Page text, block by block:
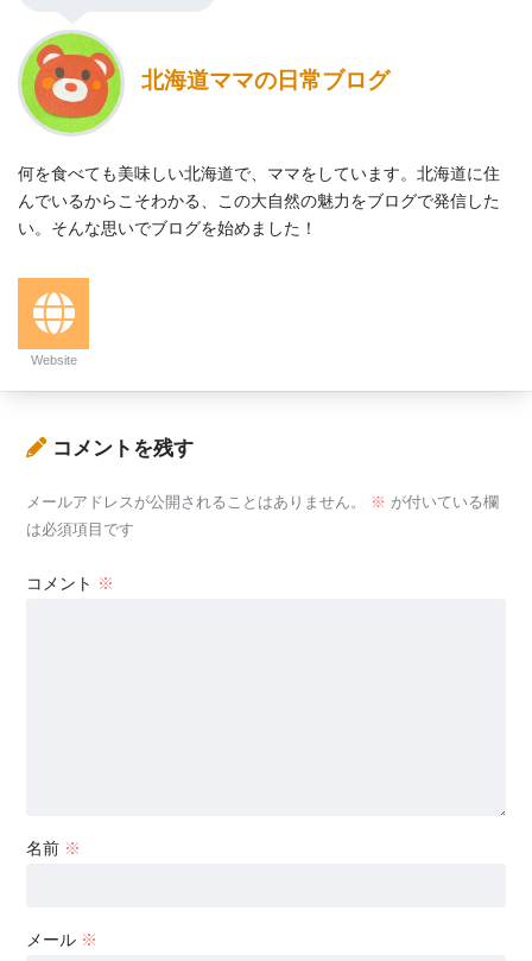
北海道ママの日常ブログ
何を食べても美味しい北海道で、ママをしています。北海道に住
んでいるからこそわかる、この大自然の魅力をブログで発信した
い。そんな思いでブログを始めました！
Website
コメントを残す
メールアドレスが公開されることはありません。 ※ が付いている欄
は必須項目です
コメント ※
名前 ※
メール ※